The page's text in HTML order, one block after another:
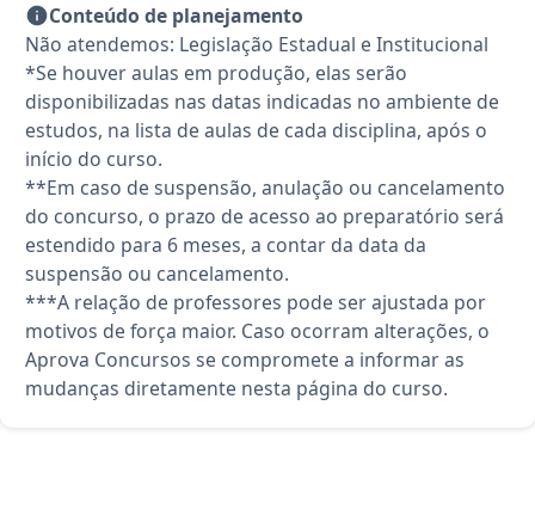
Conteúdo de planejamento
Não atendemos: Legislação Estadual e Institucional
*Se houver aulas em produção, elas serão
disponibilizadas nas datas indicadas no ambiente de
estudos, na lista de aulas de cada disciplina, após o
início do curso.
**Em caso de suspensão, anulação ou cancelamento
do concurso, o prazo de acesso ao preparatório será
estendido para 6 meses, a contar da data da
suspensão ou cancelamento.
***A relação de professores pode ser ajustada por
motivos de força maior. Caso ocorram alterações, o
Aprova Concursos se compromete a informar as
mudanças diretamente nesta página do curso.